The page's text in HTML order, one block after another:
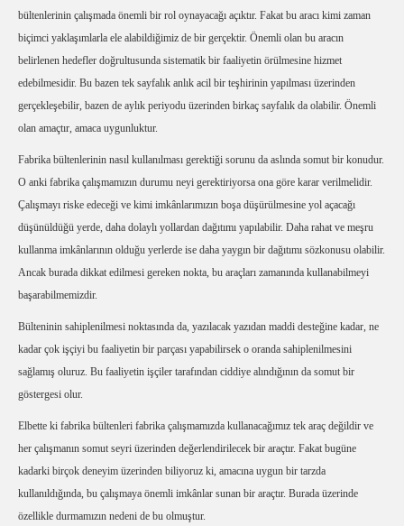
bültenlerinin çalışmada önemli bir rol oynayacağı açıktır. Fakat bu aracı kimi zaman
biçimci yaklaşımlarla ele alabildiğimiz de bir gerçektir. Önemli olan bu aracın
belirlenen hedefler doğrultusunda sistematik bir faaliyetin örülmesine hizmet
edebilmesidir. Bu bazen tek sayfalık anlık acil bir teşhirinin yapılması üzerinden
gerçekleşebilir, bazen de aylık periyodu üzerinden birkaç sayfalık da olabilir. Önemli
olan amaçtır, amaca uygunluktur.
Fabrika bültenlerinin nasıl kullanılması gerektiği sorunu da aslında somut bir konudur.
O anki fabrika çalışmamızın durumu neyi gerektiriyorsa ona göre karar verilmelidir.
Çalışmayı riske edeceği ve kimi imkânlarımızın boşa düşürülmesine yol açacağı
düşünüldüğü yerde, daha dolaylı yollardan dağıtımı yapılabilir. Daha rahat ve meşru
kullanma imkânlarının olduğu yerlerde ise daha yaygın bir dağıtımı sözkonusu olabilir.
Ancak burada dikkat edilmesi gereken nokta, bu araçları zamanında kullanabilmeyi
başarabilmemizdir.
Bülteninin sahiplenilmesi noktasında da, yazılacak yazıdan maddi desteğine kadar, ne
kadar çok işçiyi bu faaliyetin bir parçası yapabilirsek o oranda sahiplenilmesini
sağlamış oluruz. Bu faaliyetin işçiler tarafından ciddiye alındığının da somut bir
göstergesi olur.
Elbette ki fabrika bültenleri fabrika çalışmamızda kullanacağımız tek araç değildir ve
her çalışmanın somut seyri üzerinden değerlendirilecek bir araçtır. Fakat bugüne
kadarki birçok deneyim üzerinden biliyoruz ki, amacına uygun bir tarzda
kullanıldığında, bu çalışmaya önemli imkânlar sunan bir araçtır. Burada üzerinde
özellikle durmamızın nedeni de bu olmuştur.